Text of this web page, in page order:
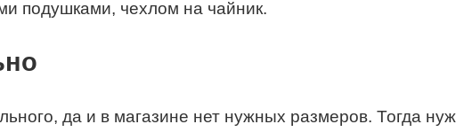
подушками, чехлом на чайник.
да и в магазине нет нужных размеров. Тогда